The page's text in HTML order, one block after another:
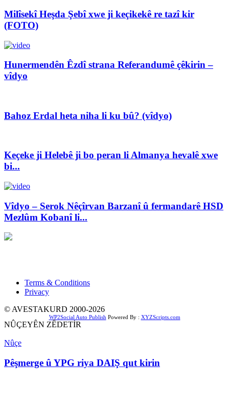
Milîsekî Heşda Şebî xwe ji keçikekê re tazî kir
(FOTO)
Hunermendên Êzdî strana Referandumê çêkirin –
vîdyo
Bahoz Erdal heta niha li ku bû? (vîdyo)
Keçeke ji Helebê ji bo peran li Almanya hevalê xwe
bi...
Vîdyo – Serok Nêçîrvan Barzanî û fermandarê HSD
Mezlûm Kobanî li...
Terms & Conditions
Privacy
© AVESTAKURD 2000-2026
WP2Social Auto Publish Powered By : XYZScripts.com
NÛÇEYÊN ZÊDETİR
Nûçe
Pêşmerge û YPG riya DAIŞ qut kirin